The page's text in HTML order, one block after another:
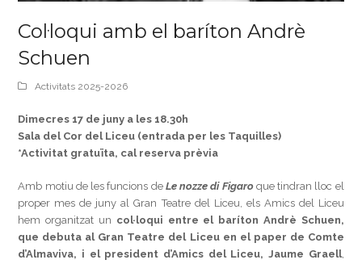
Col·loqui amb el baríton Andrè
Schuen
Activitats 2025-2026
Dimecres 17 de juny a les 18.30h
Sala del Cor del Liceu (entrada per les Taquilles)
*Activitat gratuïta, cal reserva prèvia
Amb motiu de les funcions de Le nozze di Figaroque tindran lloc el
proper mes de juny al Gran Teatre del Liceu, els Amics del Liceu
hem organitzat un col·loqui entre el baríton Andrè Schuen,
que debuta al Gran Teatre del Liceu en el paper de Comte
d’Almaviva, i el president d’Amics del Liceu, Jaume Graell,